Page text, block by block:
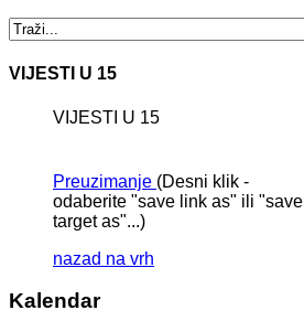
VIJESTI U 15
VIJESTI U 15
Preuzimanje (Desni klik -
odaberite "save link as" ili "save
target as"...)
nazad na vrh
Kalendar